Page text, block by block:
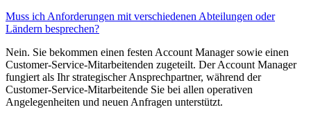
Muss ich Anforderungen mit verschiedenen Abteilungen oder
Ländern besprechen?
Nein. Sie bekommen einen festen Account Manager sowie einen
Customer-Service-Mitarbeitenden zugeteilt. Der Account Manager
fungiert als Ihr strategischer Ansprechpartner, während der
Customer-Service-Mitarbeitende Sie bei allen operativen
Angelegenheiten und neuen Anfragen unterstützt.